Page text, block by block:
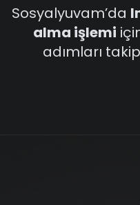
Sosyalyuvam’da
alma işlemi
adımları